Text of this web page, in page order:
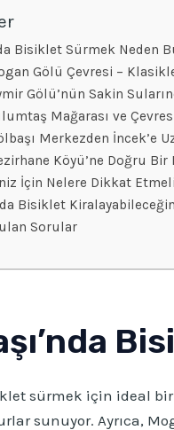
Bisiklet Sürmek Neden
Gölü Çevresi –
Gölü’nün Sakin
Mağarası ve
Merkezden İncek’e
Köyü’ne Doğru Bir
İçin Nelere Dikkat
Bisiklet
Sorular
sürmek için ideal
sunuyor. Ayrıca,